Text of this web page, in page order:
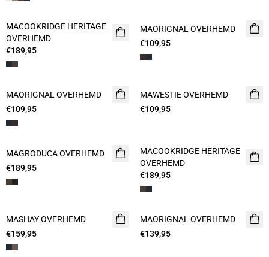
MACOOKRIDGE HERITAGE
OVERHEMD
€189,95
NIEUW
MAORIGNAL OVERHEMD
€109,95
NIEUW
MAORIGNAL OVERHEMD
€109,95
NIEUW
MAWESTIE OVERHEMD
€109,95
NIEUW
MAGRODUCA OVERHEMD
€189,95
NIEUW
MACOOKRIDGE HERITAGE
OVERHEMD
€189,95
NIEUW
MASHAY OVERHEMD
€159,95
NIEUW
MAORIGNAL OVERHEMD
€139,95